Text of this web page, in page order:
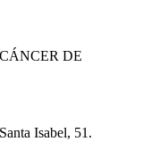
DE
Isabel, 51.